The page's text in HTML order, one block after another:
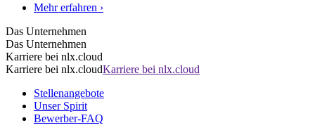
Mehr erfahren ›
Das Unternehmen
Das Unternehmen
Karriere bei nlx.cloud
Karriere bei nlx.cloudKarriere bei nlx.cloud
Stellenangebote
Unser Spirit
Bewerber-FAQ